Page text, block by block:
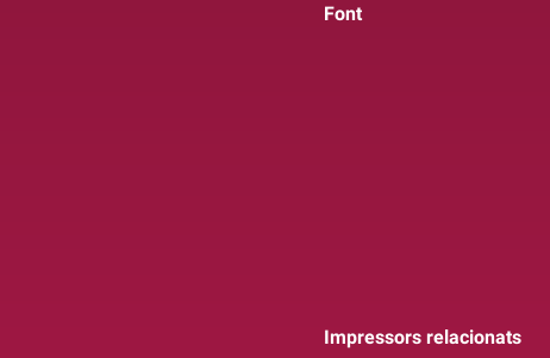
Font
Impressors relacionats